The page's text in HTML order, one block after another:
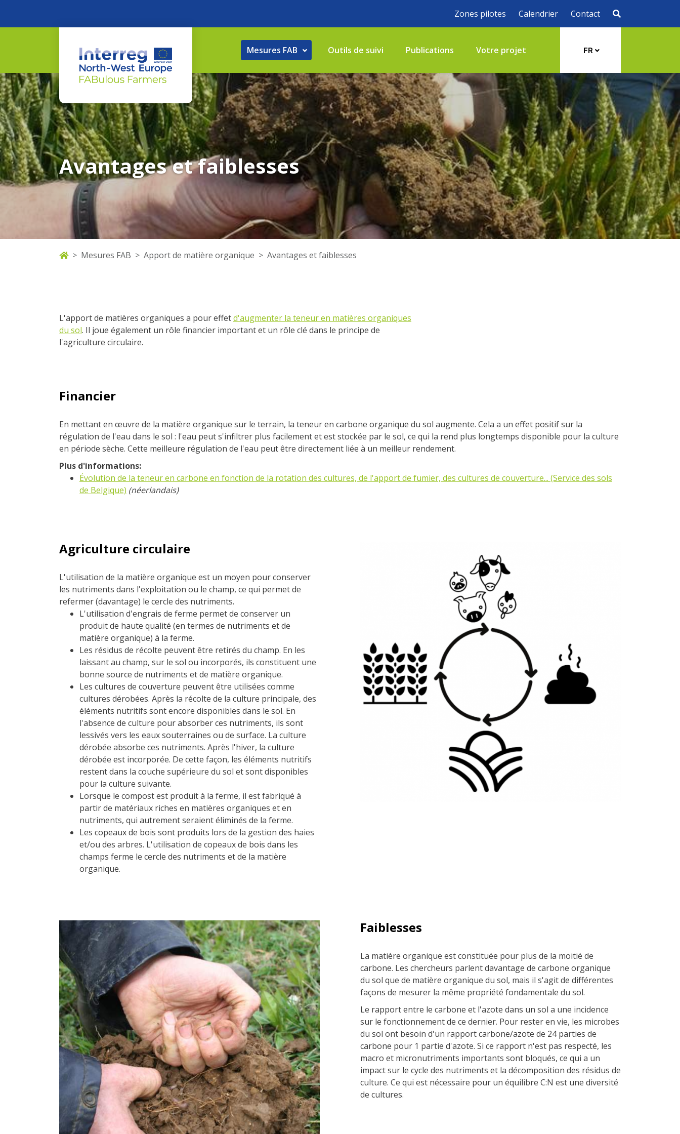
Zones pilotes Calendrier Contact
Mesures FAB Outils de suivi Publications Votre projet FR
Avantages et faiblesses
Mesures FAB Apport de matière organique Avantages et faiblesses
L'apport de matières organiques a pour effetd'augmenter la teneur en matières organiques
du sol. Il joue également un rôle financier important et un rôle clé dans le principe de
l'agriculture circulaire.
Financier
En mettant en œuvre de la matière organique sur le terrain, la teneur en carbone organique du sol augmente. Cela a un effet positif sur la
régulation de l'eau dans le sol : l'eau peut s'infiltrer plus facilement et est stockée par le sol, ce qui la rend plus longtemps disponible pour la culture
en période sèche. Cette meilleure régulation de l'eau peut être directement liée à un meilleur rendement.
Plus d'informations:
Évolution de la teneur en carbone en fonction de la rotation des cultures, de l'apport de fumier, des cultures de couverture... (Service des sols
de Belgique) (néerlandais)
Agriculture circulaire
L'utilisation de la matière organique est un moyen pour conserver
les nutriments dans l'exploitation ou le champ, ce qui permet de
refermer (davantage) le cercle des nutriments.
L'utilisation d'engrais de ferme permet de conserver un
produit de haute qualité (en termes de nutriments et de
matière organique) à la ferme.
Les résidus de récolte peuvent être retirés du champ. En les
laissant au champ, sur le sol ou incorporés, ils constituent une
bonne source de nutriments et de matière organique.
Les cultures de couverture peuvent être utilisées comme
cultures dérobées. Après la récolte de la culture principale, des
éléments nutritifs sont encore disponibles dans le sol. En
l'absence de culture pour absorber ces nutriments, ils sont
lessivés vers les eaux souterraines ou de surface. La culture
dérobée absorbe ces nutriments. Après l'hiver, la culture
dérobée est incorporée. De cette façon, les éléments nutritifs
restent dans la couche supérieure du sol et sont disponibles
pour la culture suivante.
Lorsque le compost est produit à la ferme, il est fabriqué à
partir de matériaux riches en matières organiques et en
nutriments, qui autrement seraient éliminés de la ferme.
Les copeaux de bois sont produits lors de la gestion des haies
et/ou des arbres. L'utilisation de copeaux de bois dans les
champs ferme le cercle des nutriments et de la matière
organique.
Faiblesses
La matière organique est constituée pour plus de la moitié de
carbone. Les chercheurs parlent davantage de carbone organique
du sol que de matière organique du sol, mais il s'agit de différentes
façons de mesurer la même propriété fondamentale du sol.
Le rapport entre le carbone et l'azote dans un sol a une incidence
sur le fonctionnement de ce dernier. Pour rester en vie, les microbes
du sol ont besoin d'un rapport carbone/azote de 24 parties de
carbone pour 1 partie d'azote. Si ce rapport n'est pas respecté, les
macro et micronutriments importants sont bloqués, ce qui a un
impact sur le cycle des nutriments et la décomposition des résidus de
culture. Ce qui est nécessaire pour un équilibre C:N est une diversité
de cultures.